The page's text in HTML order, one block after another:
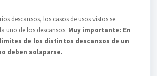
descansos, los casos de usos vistos se
uno de los descansos. Muy importante: En
de los distintos descansos de un
deben solaparse.